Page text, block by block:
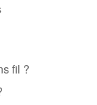
fil ?